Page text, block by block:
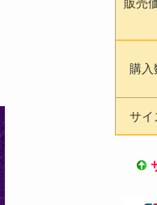
販売
購入
サイ